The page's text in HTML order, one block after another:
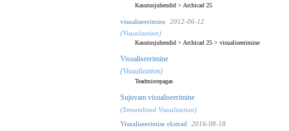
Kasutusjuhendid > Archicad 25
visualiseerimine
2012-06-12
(Visualization)
Kasutusjuhendid > Archicad 25 > visualiseerimine
Visualiseerimine
(Visualization)
Teadmistepagas
Sujuvam visualiseerimine
(Streamlined Visualization)
Visualiseerimise ekstrad
2016-08-18